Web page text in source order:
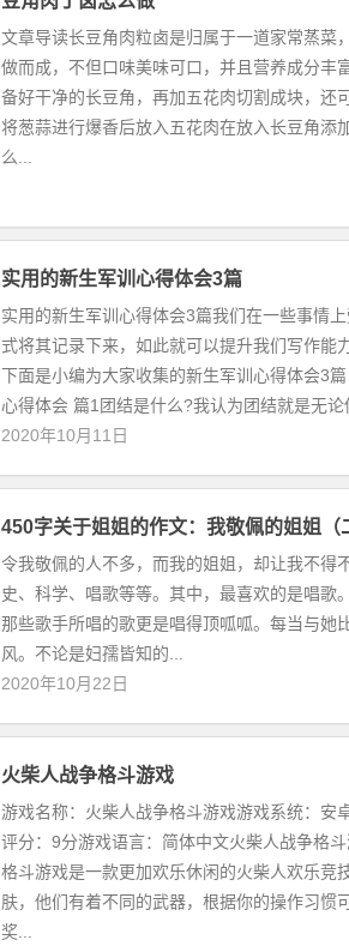
文章导读长豆角肉粒卤是归属于一道家常蒸菜
做而成，不但口味美味可口，并且营养成分丰
备好干净的长豆角，再加五花肉切割成块，还
将葱蒜进行爆香后放入五花肉在放入长豆角添
么...
实用的新生军训心得体会3篇
实用的新生军训心得体会3篇我们在一些事情
式将其记录下来，如此就可以提升我们写作能
下面是小编为大家收集的新生军训心得体会3
心得体会 篇1团结是什么?我认为团结就是无论
2020年10月11日
450字关于姐姐的作文：我敬佩的姐姐（
令我敬佩的人不多，而我的姐姐，却让我不得
史、科学、唱歌等等。其中，最喜欢的是唱歌
那些歌手所唱的歌更是唱得顶呱呱。每当与她
风。不论是妇孺皆知的...
2020年10月22日
火柴人战争格斗游戏
游戏名称：火柴人战争格斗游戏游戏系统：安
评分：9分游戏语言：简体中文火柴人战争格
格斗游戏是一款更加欢乐休闲的火柴人欢乐竞
肤，他们有着不同的武器，根据你的操作习惯
奖...